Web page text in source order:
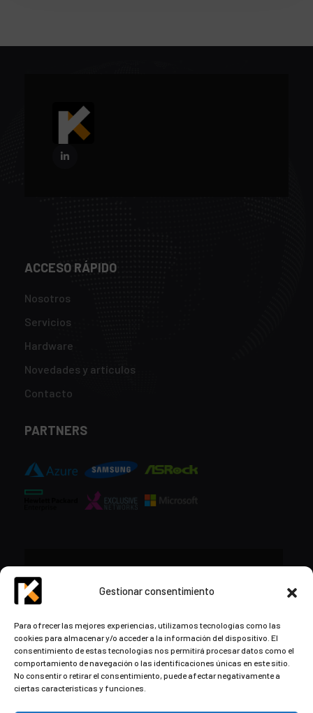
Gestionar consentimiento
Para ofrecer las mejores experiencias, utilizamos tecnologías como las
cookies para almacenar y/o acceder a la información del dispositivo. El
consentimiento de estas tecnologías nos permitirá procesar datos como el
comportamiento de navegación o las identificaciones únicas en este sitio.
No consentir o retirar el consentimiento, puede afectar negativamente a
ciertas características y funciones.
ACCESO RÁPIDO
Nosotros
Servicios
Hardware
Novedades y artículos
Contacto
PARTNERS
contacto@kds.cloud
www.kds.cloud
Plaza Libertad 8Entreplanta, Oficina
3,31004 Pamplona,